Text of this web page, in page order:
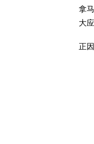
拿
大
正